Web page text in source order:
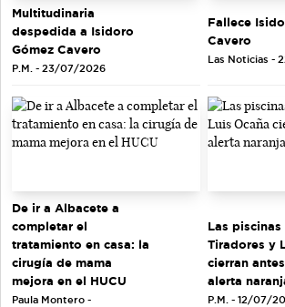
Multitudinaria
despedida a Isidoro
Gómez Cavero
P.M. - 23/07/2026
Fallece
Cavero
Las Noticias -
De ir a Albacete a
completar el
tratamiento en casa: la
cirugía de mama
mejora en el HUCU
Paula Montero -
Las piscinas
Tiradores y
cierran
alerta
P.M. - 12/07/